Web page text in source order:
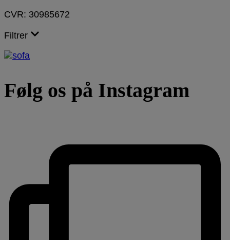
CVR: 30985672
Filtrer
Følg os på Instagram